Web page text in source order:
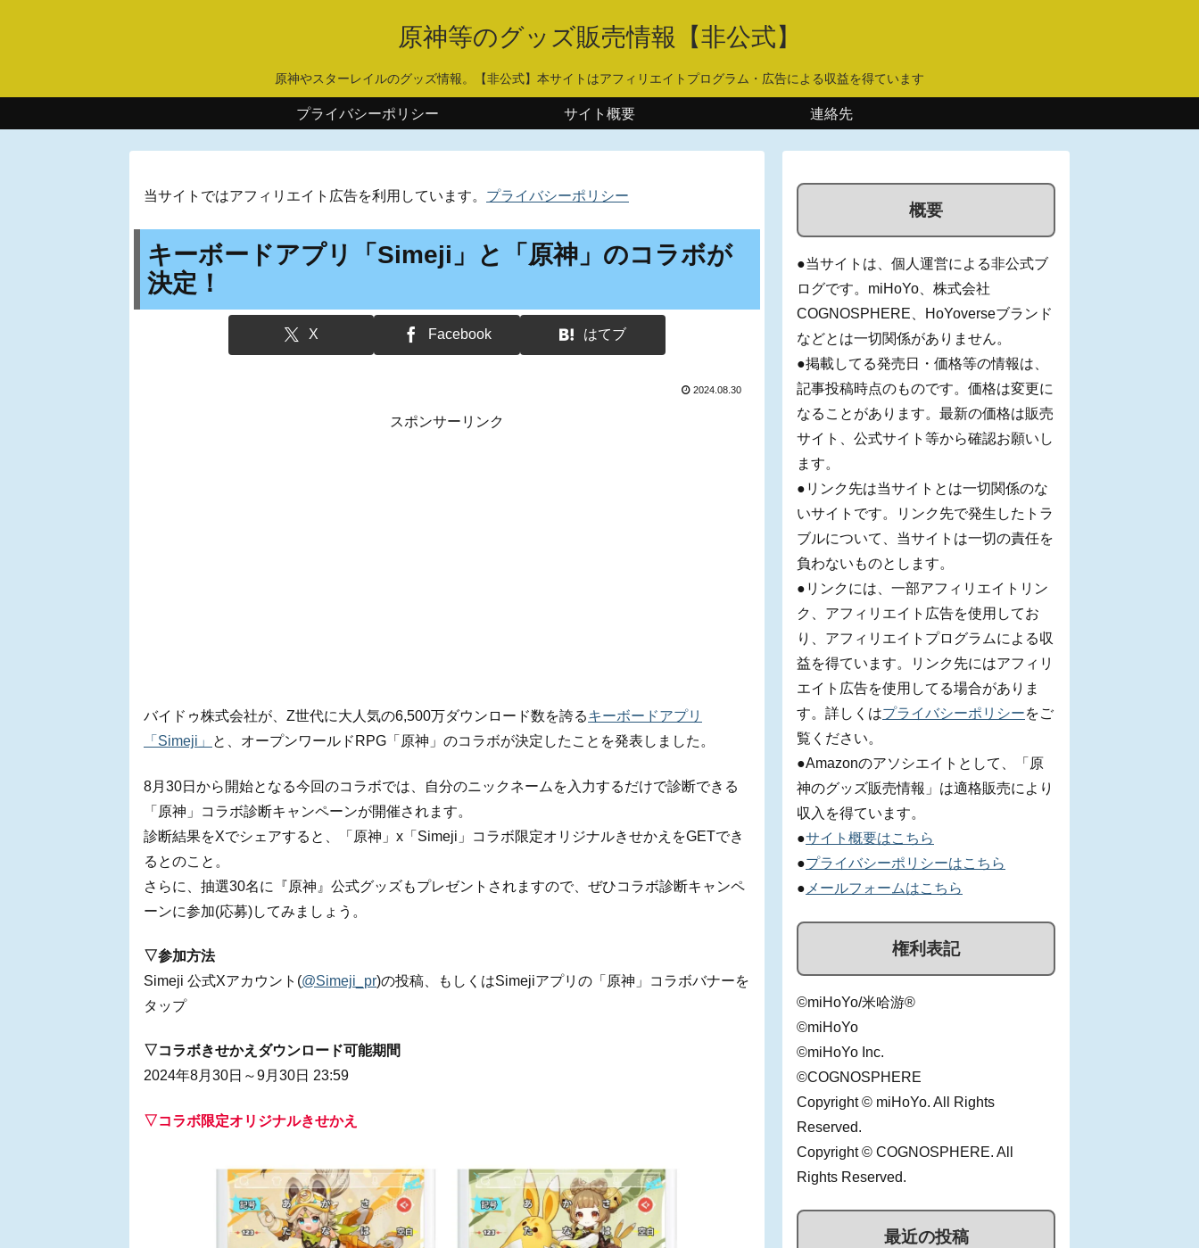
原神等のグッズ販売情報【非公式】
原神やスターレイルのグッズ情報。【非公式】本サイトはアフィリエイトプログラム・広告による収益を得ています
プライバシーポリシー サイト概要 連絡先
当サイトではアフィリエイト広告を利用しています。 プライバシーポリシー
キーボードアプリ「Simeji」と「原神」のコラボが
決定！
X Facebook はてブ
2024.08.30
スポンサーリンク
バイドゥ株式会社が、Z世代に大人気の6,500万ダウンロード数を誇るキーボードアプリ
「Simeji」
と、オープンワールドRPG「原神」のコラボが決定したことを発表しました。
8月30日から開始となる今回のコラボでは、自分のニックネームを入力するだけで診断できる
「原神」コラボ診断キャンペーンが開催されます。
診断結果をXでシェアすると、「原神」x「Simeji」コラボ限定オリジナルきせかえをGETでき
るとのこと。
さらに、抽選30名に『原神』公式グッズもプレゼントされますので、ぜひコラボ診断キャンペ
ーンに参加(応募)してみましょう。
▽参加方法
Simeji 公式Xアカウント(@Simeji_pr)の投稿、もしくはSimejiアプリの「原神」コラボバナーを
タップ
▽コラボきせかえダウンロード可能期間
2024年8月30日～9月30日 23:59
▽コラボ限定オリジナルきせかえ
概要
●当サイトは、個人運営による非公式ブ
ログです。miHoYo、株式会社
COGNOSPHERE、HoYoverseブランド
などとは一切関係がありません。
●掲載してる発売日・価格等の情報は、
記事投稿時点のものです。価格は変更に
なることがあります。最新の価格は販売
サイト、公式サイト等から確認お願いし
ます。
●リンク先は当サイトとは一切関係のな
いサイトです。リンク先で発生したトラ
ブルについて、当サイトは一切の責任を
負わないものとします。
●リンクには、一部アフィリエイトリン
ク、アフィリエイト広告を使用してお
り、アフィリエイトプログラムによる収
益を得ています。リンク先にはアフィリ
エイト広告を使用してる場合がありま
す。詳しくはプライバシーポリシーをご
覧ください。
●Amazonのアソシエイトとして、「原
神のグッズ販売情報」は適格販売により
収入を得ています。
●サイト概要はこちら
●プライバシーポリシーはこちら
● メールフォームはこちら
権利表記
©miHoYo/米哈游®
©miHoYo
©miHoYo Inc.
©COGNOSPHERE
Copyright © miHoYo. All Rights
Reserved.
Copyright © COGNOSPHERE. All
Rights Reserved.
最近の投稿